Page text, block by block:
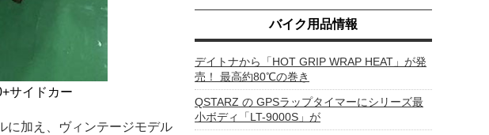
サイドカー
に加え、ヴィンテージモデル
バイク用品情報
デイトナから「HOT GRIP WRAP HEAT」が発
売！ 最高約80℃の巻き
QSTARZ の GPSラップタイマーにシリーズ最
小ボディ「LT-9000S」が